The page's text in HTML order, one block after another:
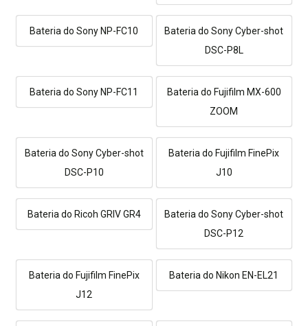
Bateria do Sony NP-FC10
Bateria do Sony Cyber-shot
DSC-P8L
Bateria do Sony NP-FC11
Bateria do Fujifilm MX-600
ZOOM
Bateria do Sony Cyber-shot
DSC-P10
Bateria do Fujifilm FinePix
J10
Bateria do Ricoh GRIV GR4
Bateria do Sony Cyber-shot
DSC-P12
Bateria do Fujifilm FinePix
J12
Bateria do Nikon EN-EL21